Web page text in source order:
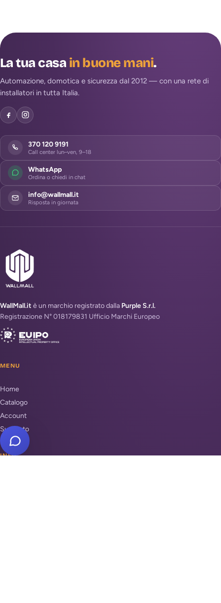
La tua casain buone mani.
Automazione, domotica e sicurezza dal 2012 — con una rete di
installatori in tutta Italia.
370 120 9191
Call center lun–ven, 9–18
WhatsApp
Ordina o chiedi in chat
info@wallmall.it
Risposta in giornata
WallMall.it è un marchio registrato dalla Purple S.r.l.
Registrazione N° 018179831 Ufficio Marchi Europeo
MENU
Home
Catalogo
Account
Supporto
INFO